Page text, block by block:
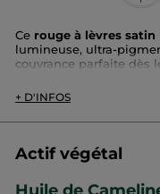
Ce rouge à lèvres satin
lumineuse, ultra-
couvrance parfaite dès
Cette formule soin,
hydrate les lèvres
jusqu’à 24h**.
facilement à
que la nouvelle forme
+ D'INFOS
Actif végétal